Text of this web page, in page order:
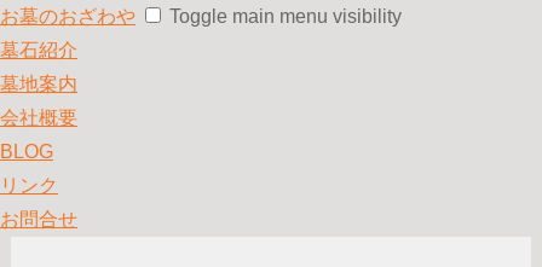
お墓のおざわや
Toggle main menu visibility
墓石紹介
墓地案内
会社概要
BLOG
リンク
お問合せ